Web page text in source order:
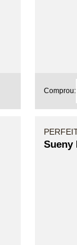
Comprou:
Sueny